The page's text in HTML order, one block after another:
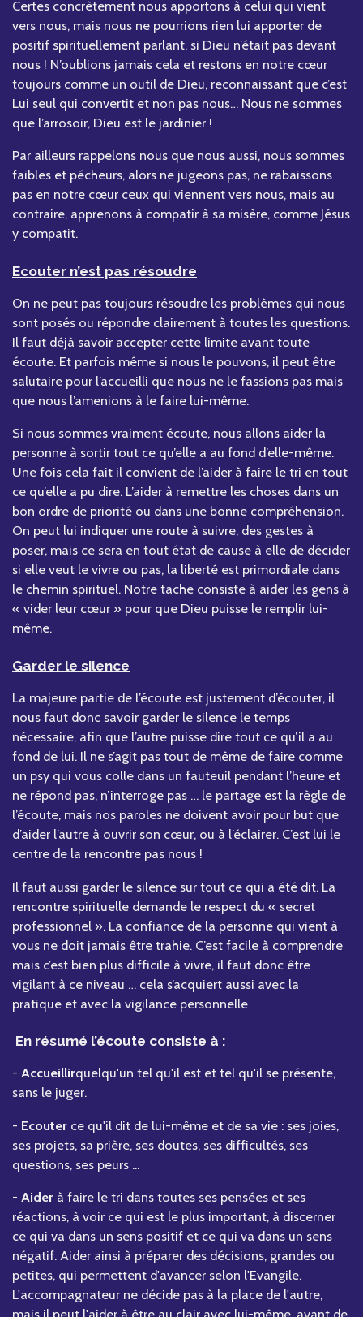
Certes concrètement nous apportons à celui qui vient
vers nous, mais nous ne pourrions rien lui apporter de
positif spirituellement parlant, si Dieu n’était pas devant
nous ! N’oublions jamais cela et restons en notre cœur
toujours comme un outil de Dieu, reconnaissant que c’est
Lui seul qui convertit et non pas nous… Nous ne sommes
que l’arrosoir, Dieu est le jardinier !
Par ailleurs rappelons nous que nous aussi, nous sommes
faibles et pécheurs, alors ne jugeons pas, ne rabaissons
pas en notre cœur ceux qui viennent vers nous, mais au
contraire, apprenons à compatir à sa misère, comme Jésus
y compatit.
Ecouter n’est pas résoudre
On ne peut pas toujours résoudre les problèmes qui nous
sont posés ou répondre clairement à toutes les questions.
Il faut déjà savoir accepter cette limite avant toute
écoute. Et parfois même si nous le pouvons, il peut être
salutaire pour l’accueilli que nous ne le fassions pas mais
que nous l’amenions à le faire lui-même.
Si nous sommes vraiment écoute, nous allons aider la
personne à sortir tout ce qu’elle a au fond d’elle-même.
Une fois cela fait il convient de l’aider à faire le tri en tout
ce qu’elle a pu dire. L’aider à remettre les choses dans un
bon ordre de priorité ou dans une bonne compréhension.
On peut lui indiquer une route à suivre, des gestes à
poser, mais ce sera en tout état de cause à elle de décider
si elle veut le vivre ou pas, la liberté est primordiale dans
le chemin spirituel. Notre tache consiste à aider les gens à
« vider leur cœur » pour que Dieu puisse le remplir lui-
même.
Garder le silence
La majeure partie de l’écoute est justement d’écouter, il
nous faut donc savoir garder le silence le temps
nécessaire, afin que l’autre puisse dire tout ce qu’il a au
fond de lui. Il ne s’agit pas tout de même de faire comme
un psy qui vous colle dans un fauteuil pendant l’heure et
ne répond pas, n’interroge pas … le partage est la règle de
l’écoute, mais nos paroles ne doivent avoir pour but que
d’aider l’autre à ouvrir son cœur, ou à l’éclairer. C’est lui le
centre de la rencontre pas nous !
Il faut aussi garder le silence sur tout ce qui a été dit. La
rencontre spirituelle demande le respect du « secret
professionnel ». La confiance de la personne qui vient à
vous ne doit jamais être trahie. C’est facile à comprendre
mais c’est bien plus difficile à vivre, il faut donc être
vigilant à ce niveau … cela s’acquiert aussi avec la
pratique et avec la vigilance personnelle
En résumé l’écoute consiste à :
- Accueillirquelqu'un tel qu'il est et tel qu'il se présente,
sans le juger.
- Ecouter ce qu'il dit de lui-même et de sa vie : ses joies,
ses projets, sa prière, ses doutes, ses difficultés, ses
questions, ses peurs ...
- Aider à faire le tri dans toutes ses pensées et ses
réactions, à voir ce qui est le plus important, à discerner
ce qui va dans un sens positif et ce qui va dans un sens
négatif. Aider ainsi à préparer des décisions, grandes ou
petites, qui permettent d'avancer selon l'Evangile.
L'accompagnateur ne décide pas à la place de l'autre,